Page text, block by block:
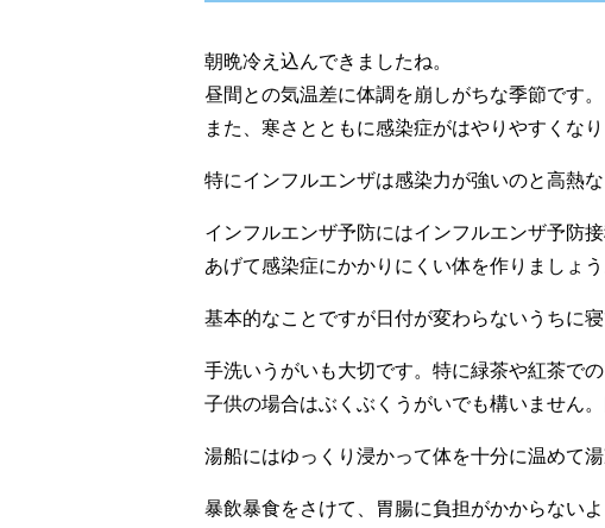
朝晩冷え込んできましたね。
昼間との気温差に体調を崩しがちな季節です。
また、寒さとともに感染症がはやりやすくなり
特にインフルエンザは感染力が強いのと高熱
インフルエンザ予防にはインフルエンザ予防
あげて感染症にかかりにくい体を作りましょう
基本的なことですが日付が変わらないうちに
手洗いうがいも大切です。特に緑茶や紅茶で
子供の場合はぶくぶくうがいでも構いません
湯船にはゆっくり浸かって体を十分に温めて
暴飲暴食をさけて、胃腸に負担がかからないよ